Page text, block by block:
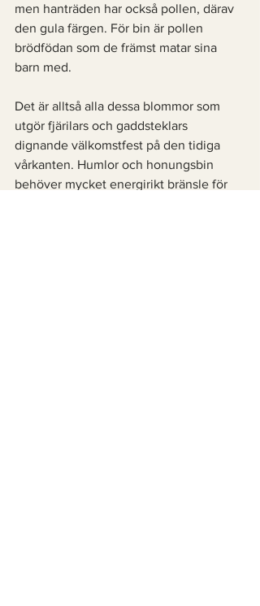
men hanträden har också pollen, därav
den gula färgen. För bin är pollen
brödfödan som de främst matar sina
barn med.
Det är alltså alla dessa blommor som
utgör fjärilars och gaddsteklars
dignande välkomstfest på den tidiga
vårkanten. Humlor och honungsbin
behöver mycket energirikt bränsle för